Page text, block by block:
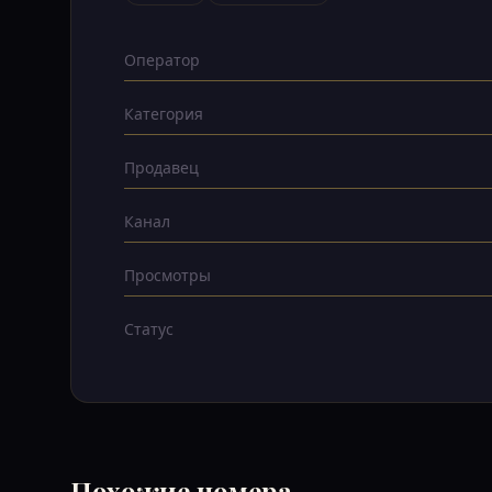
Оператор
Категория
Продавец
Канал
Просмотры
Статус